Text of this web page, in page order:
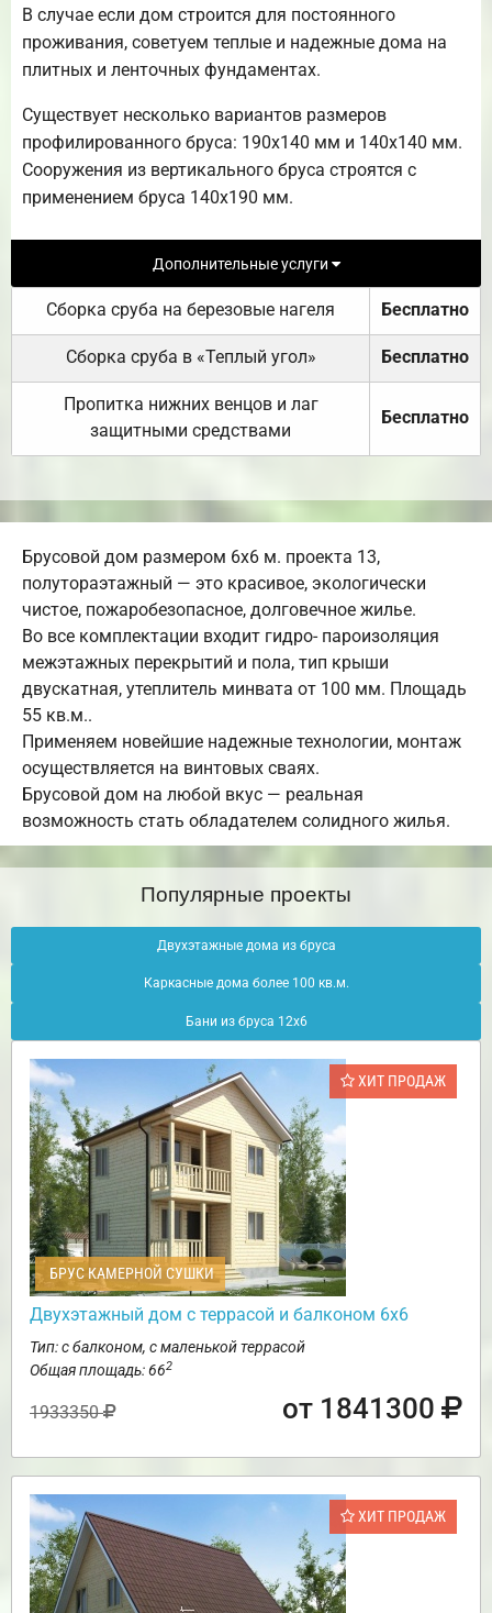
В случае если дом строится для постоянного
проживания, советуем теплые и надежные дома на
плитных и ленточных фундаментах.
Существует несколько вариантов размеров
профилированного бруса: 190х140 мм и 140х140 мм.
Сооружения из вертикального бруса строятся с
применением бруса 140х190 мм.
Дополнительные услуги
Сборка сруба на березовые нагеля Бесплатно
Сборка сруба в «Теплый угол» Бесплатно
Пропитка нижних венцов и лаг
защитными средствами
Бесплатно
Брусовой дом размером 6х6 м. проекта 13,
полутораэтажный — это красивое, экологически
чистое, пожаробезопасное, долговечное жилье.
Во все комплектации входит гидро- пароизоляция
межэтажных перекрытий и пола, тип крыши
двускатная, утеплитель минвата от 100 мм. Площадь
55 кв.м..
Применяем новейшие надежные технологии, монтаж
осуществляется на винтовых сваях.
Брусовой дом на любой вкус — реальная
возможность стать обладателем солидного жилья.
Популярные проекты
Двухэтажные дома из бруса
Каркасные дома более 100 кв.м.
Бани из бруса 12х6
ХИТ ПРОДАЖ
БРУС КАМЕРНОЙ СУШКИ
Двухэтажный дом с террасой и балконом 6х6
Тип: с балконом, с маленькой террасой
Общая площадь: 662
1933350 от 1841300
ХИТ ПРОДАЖ